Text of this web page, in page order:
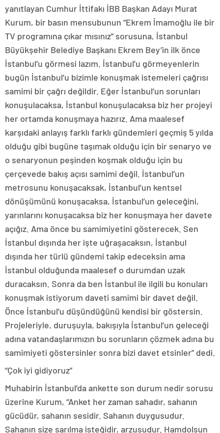
yanıtlayan Cumhur İttifakı İBB Başkan Adayı Murat
Kurum, bir basın mensubunun “Ekrem İmamoğlu ile bir
TV programına çıkar mısınız” sorusuna, İstanbul
Büyükşehir Belediye Başkanı Ekrem Bey’in ilk önce
İstanbul’u görmesi lazım. İstanbul’u görmeyenlerin
bugün İstanbul’u bizimle konuşmak istemeleri çağrısı
samimi bir çağrı değildir. Eğer İstanbul’un sorunları
konuşulacaksa, İstanbul konuşulacaksa biz her projeyi
her ortamda konuşmaya hazırız. Ama maalesef
karşıdaki anlayış farklı farklı gündemleri geçmiş 5 yılda
olduğu gibi bugüne taşımak olduğu için bir senaryo ve
o senaryonun peşinden koşmak olduğu için bu
çerçevede bakış açısı samimi değil. İstanbul’un
metrosunu konuşacaksak, İstanbul’un kentsel
dönüşümünü konuşacaksa, İstanbul’un geleceğini,
yarınlarını konuşacaksa biz her konuşmaya her davete
açığız. Ama önce bu samimiyetini gösterecek. Sen
İstanbul dışında her işte uğraşacaksın, İstanbul
dışında her türlü gündemi takip edeceksin ama
İstanbul olduğunda maalesef o durumdan uzak
duracaksın. Sonra da ben İstanbul ile ilgili bu konuları
konuşmak istiyorum daveti samimi bir davet değil.
Önce İstanbul’u düşündüğünü kendisi bir göstersin.
Projeleriyle, duruşuyla, bakışıyla İstanbul’un geleceği
adına vatandaşlarımızın bu sorunların çözmek adına bu
samimiyeti göstersinler sonra bizi davet etsinler” dedi.
“Çok iyi gidiyoruz”
Muhabirin İstanbul’da ankette son durum nedir sorusu
üzerine Kurum, “Anket her zaman sahadır, sahanın
gücüdür, sahanın sesidir. Sahanın duygusudur.
Sahanın size sarılma isteğidir, arzusudur. Hamdolsun